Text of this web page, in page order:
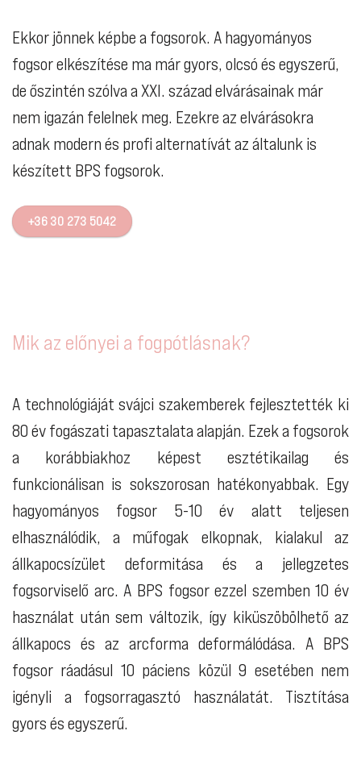
Ekkor jönnek képbe a fogsorok. A hagyományos
fogsor elkészítése ma már gyors, olcsó és egyszerű,
de őszintén szólva a XXI. század elvárásainak már
nem igazán felelnek meg. Ezekre az elvárásokra
adnak modern és profi alternatívát az általunk is
készített BPS fogsorok.
+36 30 273 5042
Mik az előnyei a fogpótlásnak?
A technológiáját svájci szakemberek fejlesztették ki
80 év fogászati tapasztalata alapján. Ezek a fogsorok
a korábbiakhoz képest esztétikailag és
funkcionálisan is sokszorosan hatékonyabbak. Egy
hagyományos fogsor 5-10 év alatt teljesen
elhasználódik, a műfogak elkopnak, kialakul az
állkapocsízület deformitása és a jellegzetes
fogsorviselő arc. A BPS fogsor ezzel szemben 10 év
használat után sem változik, így kiküszöbölhető az
állkapocs és az arcforma deformálódása. A BPS
fogsor ráadásul 10 páciens közül 9 esetében nem
igényli a fogsorragasztó használatát. Tisztítása
gyors és egyszerű.